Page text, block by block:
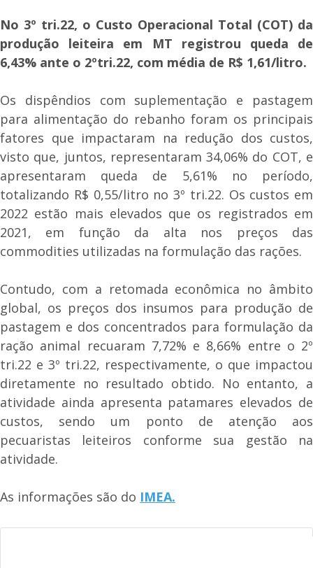
No 3º tri.22, o Custo Operacional Total (COT) da
produção leiteira em MT registrou queda de
6,43% ante o 2ºtri.22, com média de R$ 1,61/litro.
Os dispêndios com suplementação e pastagem
para alimentação do rebanho foram os principais
fatores que impactaram na redução dos custos,
visto que, juntos, representaram 34,06% do COT, e
apresentaram queda de 5,61% no período,
totalizando R$ 0,55/litro no 3º tri.22. Os custos em
2022 estão mais elevados que os registrados em
2021, em função da alta nos preços das
commodities utilizadas na formulação das rações.
Contudo, com a retomada econômica no âmbito
global, os preços dos insumos para produção de
pastagem e dos concentrados para formulação da
ração animal recuaram 7,72% e 8,66% entre o 2º
tri.22 e 3º tri.22, respectivamente, o que impactou
diretamente no resultado obtido. No entanto, a
atividade ainda apresenta patamares elevados de
custos, sendo um ponto de atenção aos
pecuaristas leiteiros conforme sua gestão na
atividade.
As informações são do IMEA.